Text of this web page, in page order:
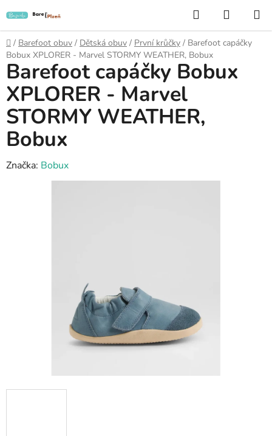
na
obsah
Hledat
KOŠÍK
Domů
/ Barefoot obuv / Dětská obuv / První krůčky / Barefoot capáčky
Bobux XPLORER - Marvel STORMY WEATHER, Bobux
Barefoot capáčky Bobux
XPLORER - Marvel
STORMY WEATHER,
Bobux
Značka: Bobux